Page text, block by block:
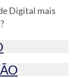
Digital mais